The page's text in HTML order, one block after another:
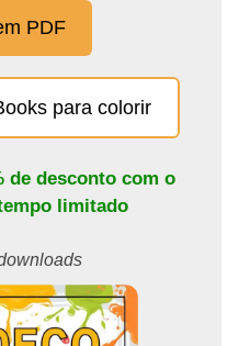
PDF
para colorir
de desconto com o
limitado